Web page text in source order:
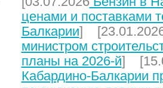
ценами и поставками
Балкарии]
министром
планы на 2026-й]
Кабардино-Балкарии